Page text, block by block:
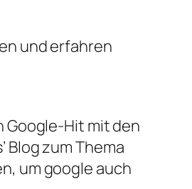
und erfahren
Google-Hit mit den
Blog zum Thema
um google auch